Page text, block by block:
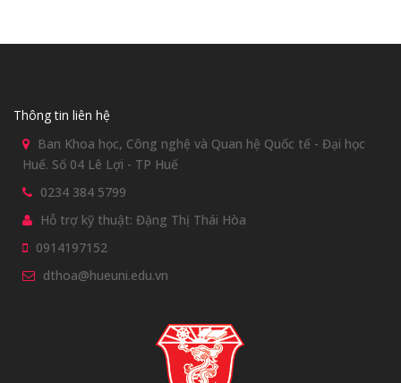
Thông tin liên hệ
Ban Khoa học, Công nghệ và Quan hệ Quốc tế - Đại học
Huế. Số 04 Lê Lợi - TP Huế
0234 384 5799
Hỗ trợ kỹ thuật: Đặng Thị Thái Hòa
0914197152
dthoa@hueuni.edu.vn